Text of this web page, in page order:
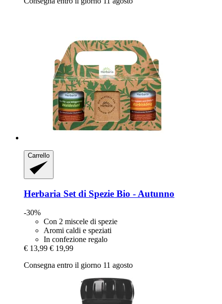
Carrello
Herbaria Set di Spezie Bio -​ Autunno
-30%
Con 2 miscele di spezie
Aromi caldi e speziati
In confezione regalo
€ 13,99 € 19,99
Consegna entro il giorno 11 agosto